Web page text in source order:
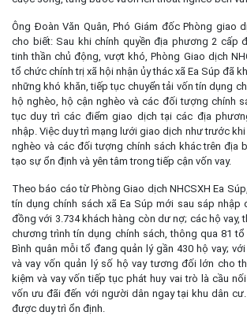
Ông Đoàn Văn Quân, Phó Giám đốc Phòng giao
cho biết: Sau khi chính quyền địa phương 2 cấp
tinh thần chủ động, vượt khó, Phòng Giao dịch
tổ chức chính trị xã hội nhận ủy thác xã Ea Súp đã
những khó khăn, tiếp tục chuyển tải vốn tín dụng
hộ nghèo, hộ cận nghèo và các đối tượng chính
tục duy trì các điểm giao dịch tại các địa
nhập. Việc duy trì mạng lưới giao dịch như trước
nghèo và các đối tượng chính sách khác trên địa
tạo sự ổn định và yên tâm trong tiếp cận vốn vay.
Theo báo cáo từ Phòng Giao dịch NHCSXH Ea
tín dụng chính sách xã Ea Súp mới sau sáp nhập
đồng với 3.734 khách hàng còn dư nợ; các hộ vay,
chương trình tín dụng chính sách, thông qua 81 tổ
Bình quân mỗi tổ đang quản lý gần 430 hộ vay;
và vay vốn quản lý số hộ vay tương đối lớn cho
kiệm và vay vốn tiếp tục phát huy vai trò là cầu
vốn ưu đãi đến với người dân ngay tại khu dân
được duy trì ổn định.